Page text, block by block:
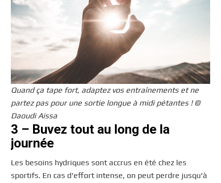
Quand ça tape fort, adaptez vos entraînements et ne
partez pas pour une sortie longue à midi pétantes ! ©
Daoudi Aissa
3 – Buvez tout au long de la
journée
Les besoins hydriques sont accrus en été chez les
sportifs. En cas d’effort intense, on peut perdre jusqu’à